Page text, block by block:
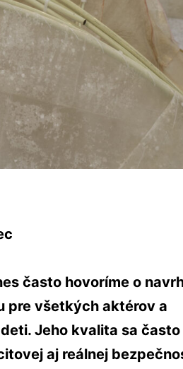
často hovoríme o
pre všetkých aktérov a
Jeho kvalita sa často
aj reálnej